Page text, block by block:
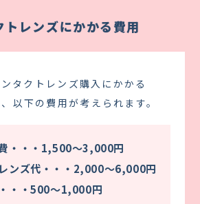
トレンズにかかる費用
タクトレンズ購入にかかる
以下の費用が考えられます。
・・・1,500～3,000円
ンズ代・・・2,000～6,000円
・・500～1,000円